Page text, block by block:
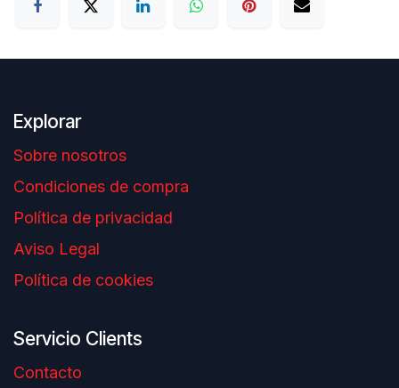
Explorar
Sobre nosotros
Condiciones de compra
Política de privacidad
Aviso Legal
Política de cookies
Servicio Clients
Contacto